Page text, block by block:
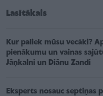
Lasītākais
Kur paliek mūsu vecāki?
pienākumu un vainas
Jāņkalni un Diānu Zandi
Eksperts nosauc septiņas